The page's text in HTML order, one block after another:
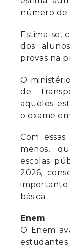
número de
Estima-se,
dos
provas na
O
de
aqueles
o exame
Com
menos,
escolas
2026,
básica.
Enem
O Enem
estudantes